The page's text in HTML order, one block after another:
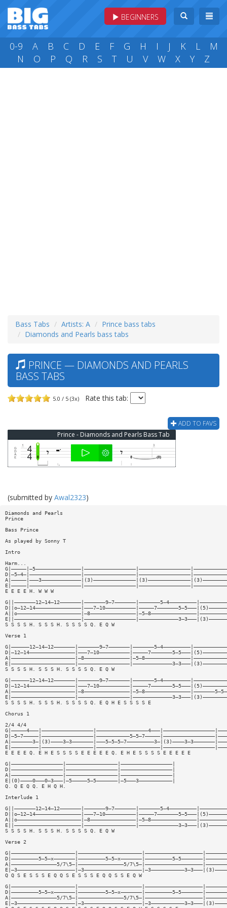
BEGINNERS
0-9 A B C D E F G H I J K L
M
N
O P Q R S T U V W X Y Z
Bass Tabs Artists: A
Prince bass tabs
Diamonds and Pearls bass tabs
PRINCE — DIAMONDS AND PEARLS
BASS TABS
5.0 / 5 (3x) Rate this tab:
ADD TO FAVS
Prince - Diamonds and Pearls Bass Tab
(submitted by Awal2323)
Diamonds and Pearls
Prince
Bass Prince
As played by Sonny T
Intro
Harm...
E E E E H. W W W
S S S S H. S S S H. S S S S Q. E Q W
Verse 1
S S S S H. S S S H. S S S S Q. E Q W
S S S S H. S S S H. S S S S Q. E Q H E S S S S E
Chorus 1
2/4 4/4
E E E E Q. E H E S S S S E E E E E Q. E H E S S S S E E E E E
G|—————————————————|—————————————————|—————————————————|
D|—————————————————|—————————————————|—————————————————|
A|—————————————————|—————————————————|—————————————————|
E|(0)————0———0—3———|—5—————5—5———————|—5———3———————————|
Q. Q E Q Q. E H Q H.
Interlude 1
S S S S H. S S S H. S S S S Q. E Q W
Verse 2
A|———————————————5/7\5—|———————————————5/
Q Q S E S S S E Q Q S E S S S E Q Q S S E Q W
A|———————————————5/7\5—|———————————————5/